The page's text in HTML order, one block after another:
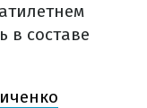
в составе